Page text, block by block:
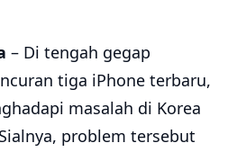
– Di tengah gegap
tiga iPhone terbaru,
masalah di Korea
problem tersebut